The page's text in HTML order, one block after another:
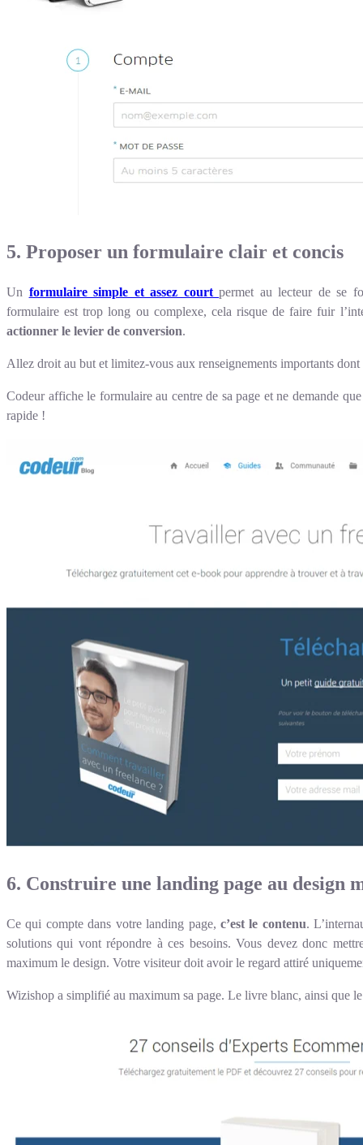
5. Proposer un formulaire clair et concis
Un formulaire simple et assez courtpermet au lecteur de se
formulaire est trop long ou complexe, cela risque de faire fuir
actionner le levier de conversion.
Allez droit au but et limitez-vous aux renseignements importants
Codeur affiche le formulaire au centre de sa page et ne demande
rapide !
6. Construire une landing page au design
Ce qui compte dans votre landing page, c’est le contenu.
solutions qui vont répondre à ces besoins. Vous devez donc
maximum le design. Votre visiteur doit avoir le regard attiré
Wizishop a simplifié au maximum sa page. Le livre blanc, ainsi que